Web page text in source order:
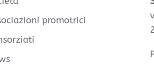
promotrici